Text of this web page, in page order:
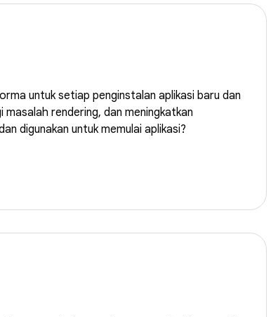
untuk setiap penginstalan aplikasi baru dan
rendering, dan meningkatkan
digunakan untuk memulai aplikasi?